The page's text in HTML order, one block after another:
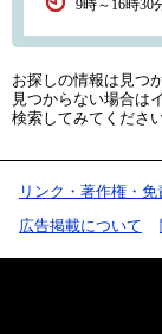
9時～16時30
お探しの情報は見つ
見つからない場合は
検索してみてください
リンク・著作権・免
広告掲載について